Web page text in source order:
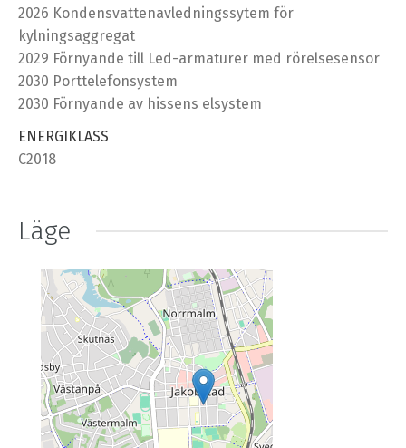
2026 Kondensvattenavledningssytem för
kylningsaggregat
2029 Förnyande till Led-armaturer med rörelsesensor
2030 Porttelefonsystem
2030 Förnyande av hissens elsystem
ENERGIKLASS
C2018
Läge